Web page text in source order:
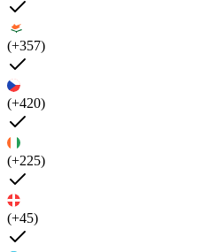
(+357)
(+420)
(+225)
(+45)